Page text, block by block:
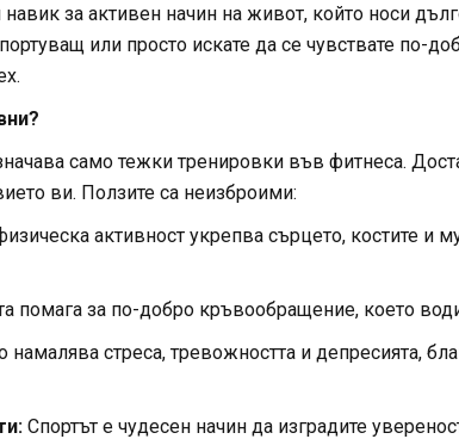
за активен начин на живот, който носи
или просто искате да се чувствате по-
само тежки тренировки във фитнеса.
ви. Ползите са неизброими:
активност укрепва сърцето, костите и
помага за по-добро кръвообращение, което
стреса, тревожността и депресията,
Спортът е чудесен начин да изградите